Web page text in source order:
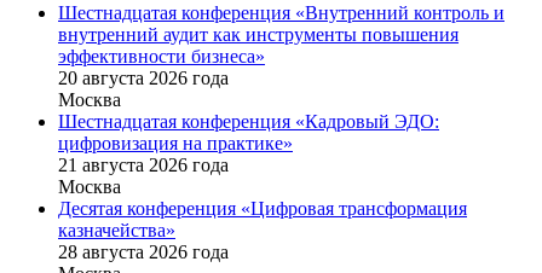
Шестнадцатая конференция «Внутренний контроль и
внутренний аудит как инструменты повышения
эффективности бизнеса»
20 августа 2026 года
Москва
Шестнадцатая конференция «Кадровый ЭДО:
цифровизация на практике»
21 августа 2026 года
Москва
Десятая конференция «Цифровая трансформация
казначейства»
28 августа 2026 года